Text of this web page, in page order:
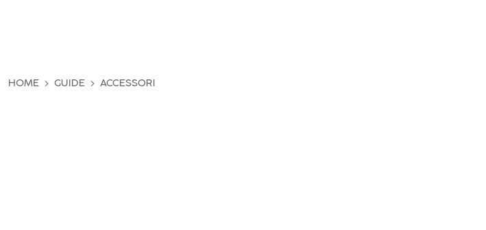
HOME GUIDE ACCESSORI